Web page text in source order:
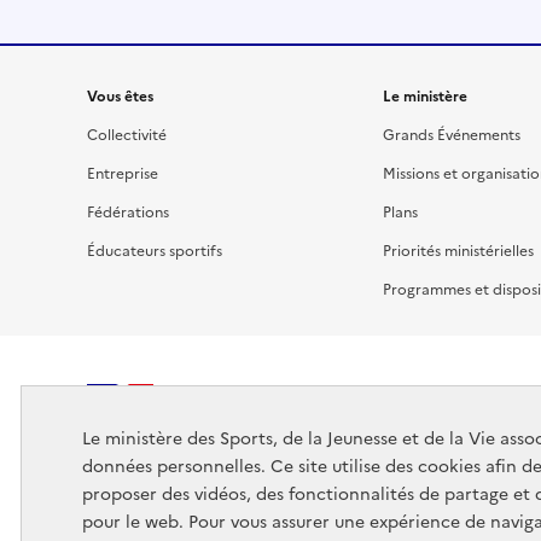
LiensVous êtes
Collectivité
Entreprise
Fédérations
Éducateurs sportifs
Le ministère
Grands Événements
Missions et
Plans
Priorités ministérielles
Programmes et
MINISTÈRE
DES SPORTS,
DE LA JEUNESSE
ET DE LA VIE ASSOCIATIVE
Le ministère des Sports, de la Jeunesse et de la Vie
données personnelles. Ce site utilise des cookies afin
proposer des vidéos, des fonctionnalités de partage et
pour le web. Pour vous assurer une expérience de